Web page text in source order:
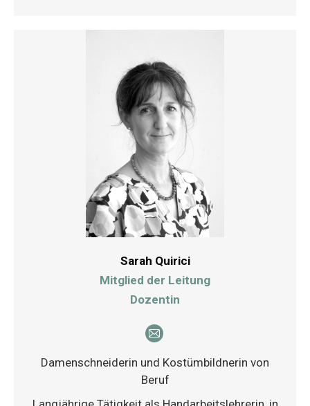
Sarah Quirici
Mitglied der Leitung
Dozentin
Damenschneiderin und Kostümbildnerin von
Beruf
E-
mail